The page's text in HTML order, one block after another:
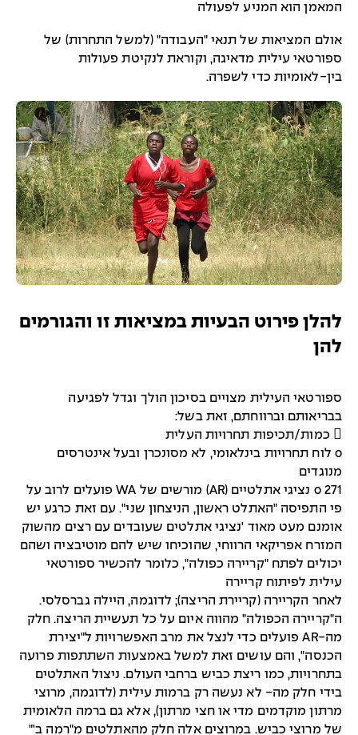
המאמן הוא המניע לפעולה
אולם המציאות של תנאי "העבודה" (למשל התחרות) של
ספורטאי עילית מדאיגה, וקוראת לנקיטת פעולות
בין-לאומיות כדי לשפרה.
להלן פירוט הבעיות במציאות זו והגורמים
להן
ספורטאי העילית מצויים בסיכון הולך וגדל לפגיעה
בבריאותם וברווחתם, זאת בשל:
o לוח תחרויות בינלאומי, לא מסונכרן ובעל אינטרסים
מנוגדים
o 271 נציגי אתלטיים (AR) מורשים של WA פועלים לרוב על
פי התפיסה "האתלט ראשון, הניצחון שני". עם זאת כרגע יש
אומנם מעט מאוד 'נציגי אתלטים שעובדים עם רצים מהשוק
המזרח אפריקאי הרווחי, שהוכיחו שיש להם מוטיבציה ושהם
יכולים לפתח "קריירה כפולה", כלומר להכשיר ספורטאי
עילית לפיתוח קריירה
לאחר הקריירה (קריירת הריצה); לדוגמה, היילה גברסלסי.
ה"קריירה הכפולה" מהווה איום על כל תעשיית הריצה. חלק
מה-AR פועלים כדי לנצל את מרב האפשרויות ל"יצירת
הכנסה", והם עושים זאת למשל באמצעות השתתפות פרועה
בתחרויות, כמו ריצת כביש ברחבי העולם. ניצול האתלטים
בידי חלק מה- לא נעשה רק ברמות עילית (לדוגמה, מרוצי
מרתון מוקדמים מדי או חצי מרתון), אלא גם ברמה הלאומית
של מרוצי כביש. במרוצים אלה חלק מהאתלטים מ"רמה ב'"